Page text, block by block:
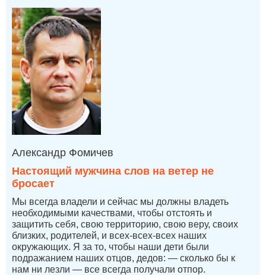
Александр Фомичев
Настоящий мужчина слов на ветер не
бросает
Мы всегда владели и сейчас мы должны владеть
необходимыми качествами, чтобы отстоять и
защитить себя, свою территорию, свою веру, своих
близких, родителей, и всех-всех-всех наших
окружающих. Я за то, чтобы наши дети были
подражанием наших отцов, дедов: — сколько бы к
нам ни лезли — все всегда получали отпор.